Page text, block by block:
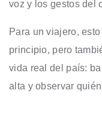
voz y los gestos del
Para un viajero,
principio, pero
vida real del país:
alta y observar